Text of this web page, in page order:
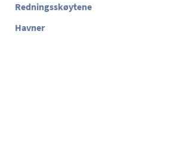
Redningsskøytene
Havner